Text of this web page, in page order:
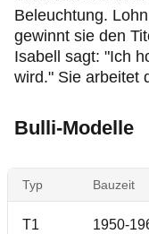
Beleuchtung.
gewinnt sie den
Isabell sagt: "Ich
wird." Sie arbeitet
Bulli-Modelle
Typ Bauzeit
T1 1950-